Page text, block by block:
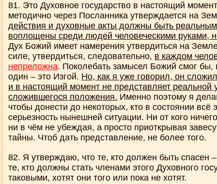
81. Это Духовное государство в настоящий
методично через Посланника утверждается на
действия и духовные акты должны быть
воплощены среди людей человеческими руками,
Дух Божий имеет намерения утвердиться на
силе, утвердиться, следовательно, в каждом
непреложна. Поколебать замысел Божий смог бы,
один – это Изгой. Но, как я уже говорил, он
и в настоящий момент не представляет реальной
сложившегося положения. Именно поэтому я
чтобы донести до некоторых, кто в состоянии всё
серьезность нынешней ситуации. Ни от кого
ни в чём не убеждая, а просто приоткрывая
тайны. Чтоб дать представление, не более того.
82. Я утверждаю, что те, кто должен быть спасен
те, кто должны стать членами этого Духовного
таковыми, хотят они того или пока не хотят.